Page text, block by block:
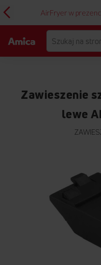
AirFryer w
Zawieszenie
lewe